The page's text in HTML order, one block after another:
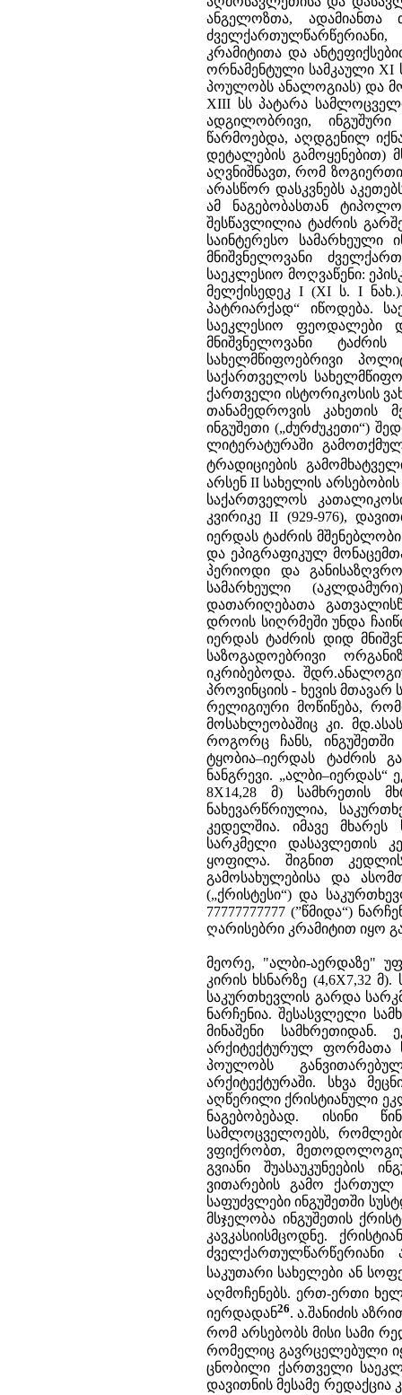
ანგელოზთა, ადამიანთა
კრამიტითა და
ორნამენტული სამკაული
პოულობს ანალოგიას) და
XIII სს პატარა
ადგილობრივი,
წარმოებდა, აღდგენილ
დეტალების
აღვნიშნავთ, რომ
არასწორ დასკვნებს
ამ ნაგებობასთან
შესწავლილია ტაძრის
საინტერესო სამარხეული
მნიშვნელოვანი
საეკლესიო მოღვაწენი:
მელქისედეკ I (XI ს. I
პატრიარქად“ იწოდება.
საეკლესიო ფეოდალები
მნიშვნელოვანი
სახელმწიფოებრივი
საქართველოს
ქართველი ისტორიკოსის
თანამედროვის კახეთის
ინგუშეთი („ძურძუკეთი“)
ლიტერატურაში
ტრადიციების
არსენ II სახელის
საქართველოს
კვირიკე II (929-976),
იერდას ტაძრის
და ეპიგრაფიკულ
პერიოდი და
სამარხეული
დათარიღებათა
დროის სიღრმეში უნდა
იერდას ტაძრის დიდ
საზოგადოებრივი
იკრიბებოდა.
პროვინციის - ხევის მთავარ
რელიგიური მოწიწება,
მოსახლეობაშიც კი.
როგორც ჩანს, ინგუშეთში
ტყობია–იერდას ტაძრის
ნანგრევი. „ალბი–იერდას“
8X14,28 მ) სამხრეთის
ნახევარწრიულია,
კედელშია. იმავე
სარკმელი დასავლეთის
ყოფილა. შიგნით კედლის
გამოსახულებისა და
(„ქრისტესი“) და
77777777777 (”წმიდა“)
ღარისებრი კრამიტით იყო
მეორე, "ალბი-აერდაზე"
კირის ხსნარზე (4,6X7,32
საკურთხევლის გარდა
ნარჩენია. შესასვლელი
მინაშენი
არქიტექტურულ ფორმათა
პოულობს
არქიტექტურაში. სხვა
აღწერილი ქრისტიანული
ნაგებობებად. ისინი
სამლოცველოებს,
ვფიქრობთ,
გვიანი შუასაუკუნეების
ვითარების გამო ქართულ
საფუძვლები ინგუშეთში
მსჯელობა ინგუშეთის
კავკასიისმცოდნე.
ძველქართულწარწერიანი
საკუთარი სახელები ან
აღმოჩენებს. ერთ-ერთი
იერდადან26. ა.შანიძის
რომ არსებობს მისი სამი
რომელიც გავრცელებული
ცნობილი ქართველი
დავითნის მესამე